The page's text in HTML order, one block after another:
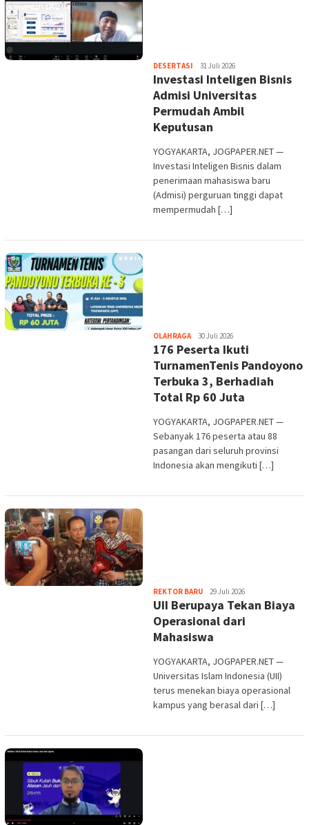
DESERTASI Heri
Purwata
31 Juli 2026
Investasi Inteligen Bisnis
Admisi Universitas
Permudah Ambil
Keputusan
YOGYAKARTA, JOGPAPER.NET —
Investasi Inteligen Bisnis dalam
penerimaan mahasiswa baru
(Admisi) perguruan tinggi dapat
mempermudah […]
OLAHRAGAHeri
Purwata
30 Juli 2026
176 Peserta Ikuti
TurnamenTenis Pandoyono
Terbuka 3, Berhadiah
Total Rp 60 Juta
YOGYAKARTA, JOGPAPER.NET —
Sebanyak 176 peserta atau 88
pasangan dari seluruh provinsi
Indonesia akan mengikuti […]
REKTOR BARUHeri
Purwata
29 Juli 2026
UII Berupaya Tekan Biaya
Operasional dari
Mahasiswa
YOGYAKARTA, JOGPAPER.NET —
Universitas Islam Indonesia (UII)
terus menekan biaya operasional
kampus yang berasal dari […]